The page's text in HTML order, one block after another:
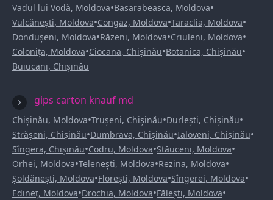
Vadul lui Vodă, Moldova•Basarabeasca, Moldova•
Vulcănești, Moldova•Congaz, Moldova•Taraclia, Moldova•
Dondușeni, Moldova•Răzeni, Moldova•Criuleni, Moldova•
Colonița, Moldova•Ciocana, Chișinău•Botanica, Chișinău•
Buiucani, Chișinău
gips carton knauf md
Chișinău, Moldova•Trușeni, Chișinău•Durlești, Chișinău•
Strășeni, Chișinău•Dumbrava, Chișinău•Ialoveni, Chișinău•
Sîngera, Chișinău•Codru, Moldova•Stăuceni, Moldova•
Orhei, Moldova•Telenești, Moldova•Rezina, Moldova•
Șoldănești, Moldova•Florești, Moldova•Sîngerei, Moldova•
Edineț, Moldova•Drochia, Moldova•Fălești, Moldova•